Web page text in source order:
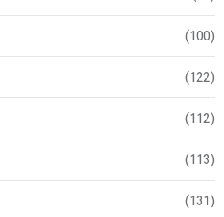
(100)
(122)
(112)
(113)
(131)